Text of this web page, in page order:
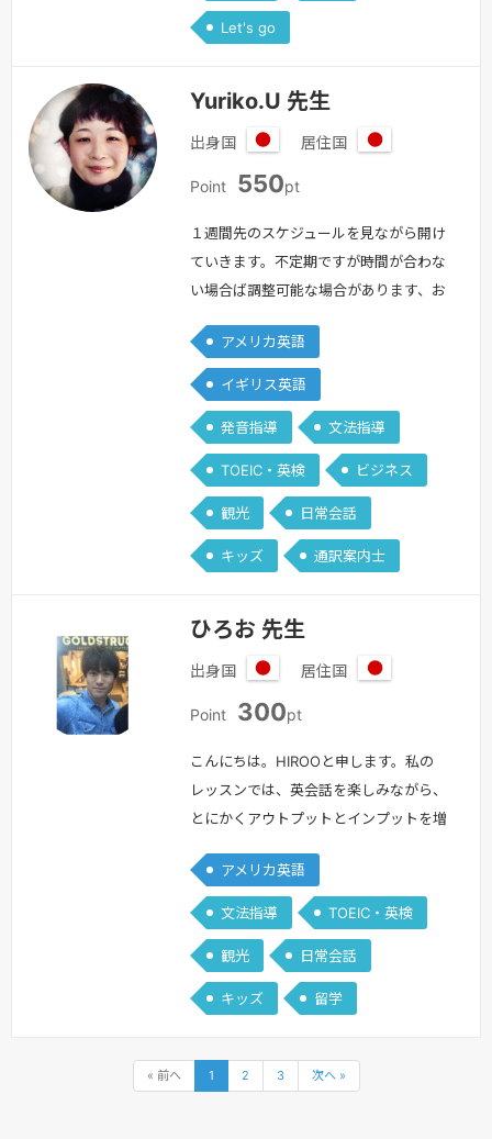
いきましょう…
Let's go
Yuriko.U 先生
出身国
本
居住国
Point 550pt
１週間先のスケジュールを見ながら開け
ていきます。不定期ですが時間が合わな
い場合ば調整可能な場合があります、お
めまして。Yuriko.Uと申します。私のレ
ッスンは誰に対してもオープンであり、
指導スタイルは柔軟で、優しい先生を目
指しています。また、レッスンの中に毎
回学びがあるように、新しく理解出来る
ことがあるように心がけたいと思ってい
ます。そして何より生徒様に達成感…
続きを見る »
アメリカ英語
イギリス英語
発音指導 文法指導
TOEIC・英検 ビジネス
観光 日常会話
キッズ 通訳案内士
ひろお 先生
出身国
本
居住国
Point 300pt
こんにちは。HIROOと申します。私の
レッスンでは、英会話を楽しみながら、
とにかくアウトプットとインプットを増
を習って以来、英語の勉強はしていな
い・なんとなく文法はわかるけど、会話
となると何も出てこない・・・・英語を
覚えたいけど、勉強の仕方がわからな
い・海外旅行で困らないように、ある程
度話せる力が欲しい・仕事で英語が必要
みを持… 続きを見る »
アメリカ英語
文法指導 TOEIC・英検
観光 日常会話
キッズ 留学
« 前へ 1 2 3 次へ »